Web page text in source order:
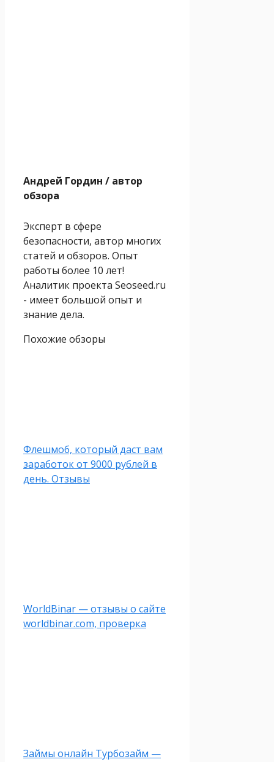
Андрей Гордин / автор
обзора
Эксперт в сфере
безопасности, автор многих
статей и обзоров. Опыт
работы более 10 лет!
Аналитик проекта Seoseed.ru
- имеет большой опыт и
знание дела.
Похожие обзоры
Флешмоб, который даст вам
заработок от 9000 рублей в
день. Отзывы
WorldBinar — отзывы о сайте
worldbinar.com, проверка
Займы онлайн Турбозайм —